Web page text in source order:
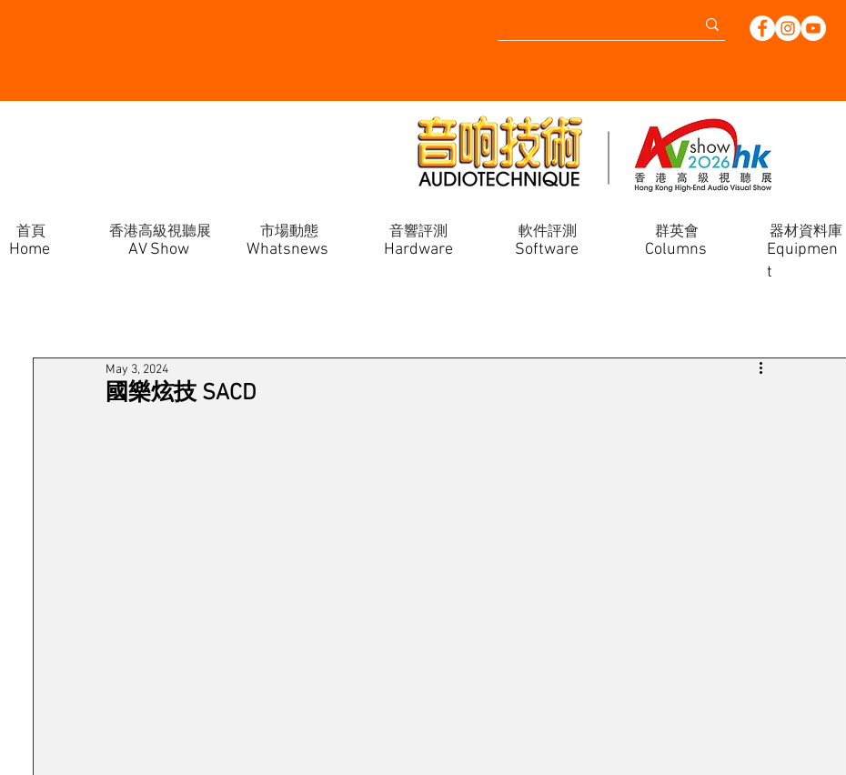
Home
首頁 香港高級視聽展 市場動態 音響評測 軟件評測 群英會 器材資料庫
AV Show Whatsnews Hardware Software
Equipmen
t
Columns
國樂炫技 SACD
May 3, 2024